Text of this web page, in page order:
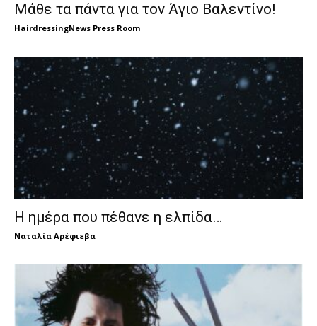
Μάθε τα πάντα για τον Άγιο Βαλεντίνο!
HairdressingNews Press Room
Η ημέρα που πέθανε η ελπίδα…
Ναταλία Αρέφιεβα